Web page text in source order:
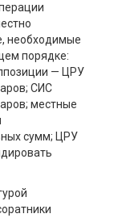
необходимые
порядке:
— ЦРУ
СИС
местные
сумм; ЦРУ